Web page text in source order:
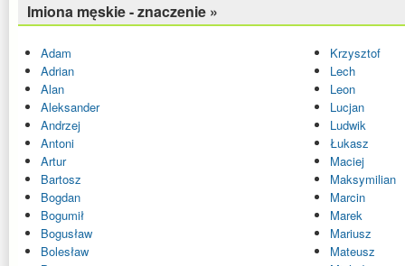
Imiona męskie - znaczenie »
Adam
Adrian
Alan
Aleksander
Andrzej
Antoni
Artur
Bartosz
Bogdan
Bogumił
Bogusław
Bolesław
Krzysztof
Lech
Leon
Lucjan
Ludwik
Łukasz
Maciej
Maksymilian
Marcin
Marek
Mariusz
Mateusz